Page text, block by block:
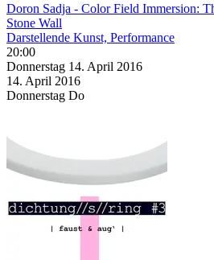
Doron Sadja - Color Field Immersion:
Stone Wall
Darstellende Kunst, Performance
20:00
Donnerstag 14. April 2016
14. April 2016
Donnerstag Do